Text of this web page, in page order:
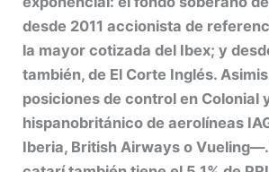
desde 2011 accionista de
la mayor cotizada del Ibex; y
también, de El Corte Inglés.
posiciones de control en Colonial
hispanobritánico de aerolíneas
Iberia, British Airways o